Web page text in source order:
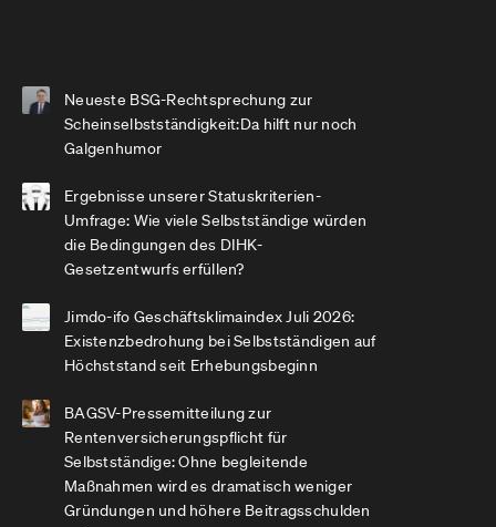
Neueste BSG-Rechtsprechung zur
Scheinselbstständigkeit:Da hilft nur noch
Galgenhumor
Ergebnisse unserer Statuskriterien-
Umfrage: Wie viele Selbstständige würden
die Bedingungen des DIHK-
Gesetzentwurfs erfüllen?
Jimdo-ifo Geschäftsklimaindex Juli 2026:
Existenzbedrohung bei Selbstständigen auf
Höchststand seit Erhebungsbeginn
BAGSV-Pressemitteilung zur
Rentenversicherungspflicht für
Selbstständige: Ohne begleitende
Maßnahmen wird es dramatisch weniger
Gründungen und höhere Beitragsschulden